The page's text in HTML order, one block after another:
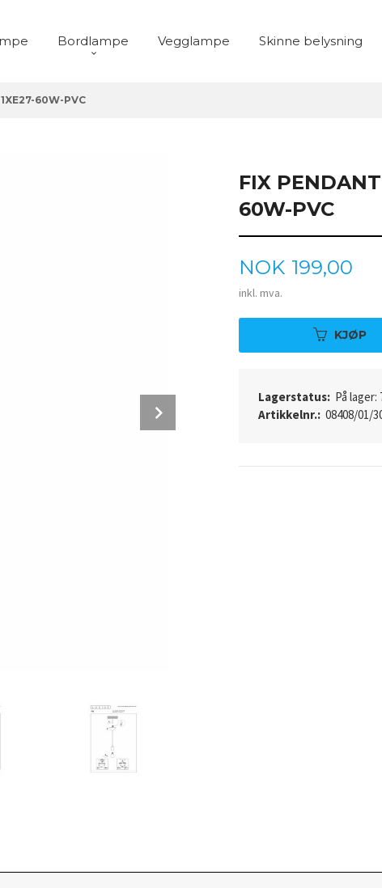
Bordlampe Vegglampe Skinne belysning
60W-PVC
FIX
60W-PVC
Pris
NOK 199,00
inkl. mva.
KJØP
Lagerstatus: På lager:
Artikkelnr.: 08408/01/